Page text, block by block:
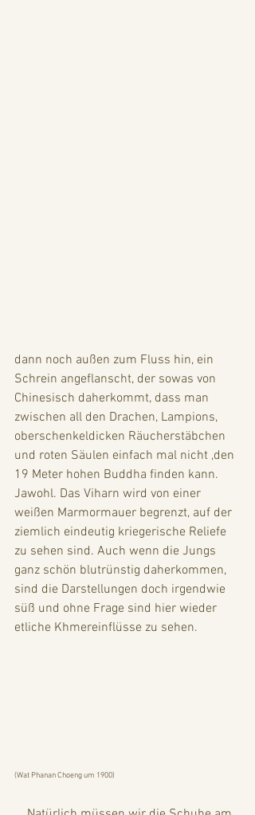
dann noch außen zum Fluss hin, ein
Schrein angeflanscht, der sowas von
Chinesisch daherkommt, dass man
zwischen all den Drachen, Lampions,
oberschenkeldicken Räucherstäbchen
und roten Säulen einfach mal nicht ,den
19 Meter hohen Buddha finden kann.
Jawohl. Das Viharn wird von einer
weißen Marmormauer begrenzt, auf der
ziemlich eindeutig kriegerische Reliefe
zu sehen sind. Auch wenn die Jungs
ganz schön blutrünstig daherkommen,
sind die Darstellungen doch irgendwie
süß und ohne Frage sind hier wieder
etliche Khmereinflüsse zu sehen.
(Wat Phanan Choeng um 1900)